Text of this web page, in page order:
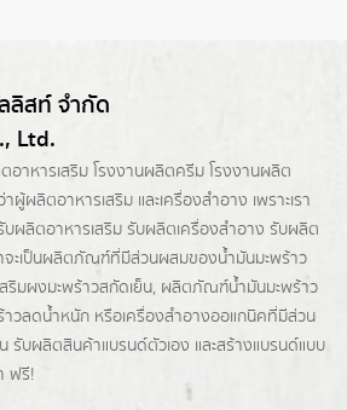
ลิสท์ จำกัด
Ltd.
อาหารเสริม โรงงานผลิตครีม โรงงานผลิต
าผู้ผลิตอาหารเสริม และเครื่องสำอาง เพราะเรา
ผลิตอาหารเสริม รับผลิตเครื่องสำอาง รับผลิต
จะเป็นผลิตภัณฑ์ที่มีส่วนผสมของน้ำมันมะพร้าว
สริมผงมะพร้าวสกัดเย็น, ผลิตภัณฑ์น้ำมันมะพร้าว
าวลดน้ำหนัก หรือเครื่องสำอางออแกนิคที่มีส่วน
รับผลิตสินค้าแบรนด์ตัวเอง และสร้างแบรนด์แบบ
ฟรี!